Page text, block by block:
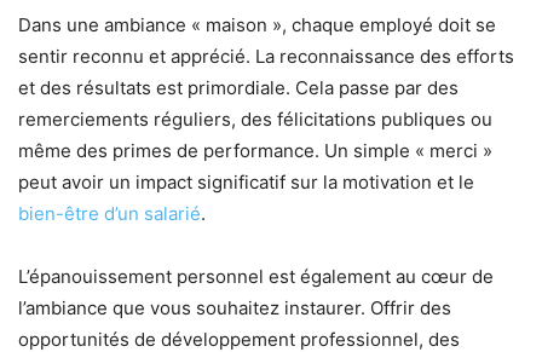
Dans une ambiance « maison », chaque employé doit se
sentir reconnu et apprécié. La reconnaissance des efforts
et des résultats est primordiale. Cela passe par des
remerciements réguliers, des félicitations publiques ou
même des primes de performance. Un simple « merci »
peut avoir un impact significatif sur la motivation et le
bien-être d’un salarié.
L’épanouissement personnel est également au cœur de
l’ambiance que vous souhaitez instaurer. Offrir des
opportunités de développement professionnel, des